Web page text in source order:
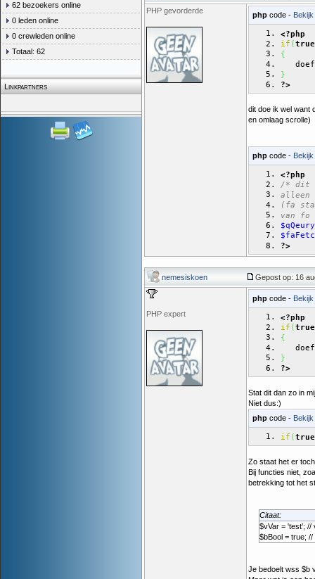
62 bezoekers online
0 leden online
0 crewleden online
Totaal: 62
Linkpartners
PHP gevorderde
php code -
<?php
if (true
{
}
?>
dit doe ik wel want
en omlaag scrolle)
php code -
<?php
/* dit
alleen
(fa
van
$qQeury
?>
nemesiskoen Gepost op: 16
PHP expert
php code -
<?php
if (true
{
}
?>
Stat dit dan zo in
Niet dus:)
php code -
if (true
Zo staat het er
Bij functies niet,
betrekking tot het
Citaat:
$vVar = 'test'; //
$bBool = true;
Je bedoelt wss $b